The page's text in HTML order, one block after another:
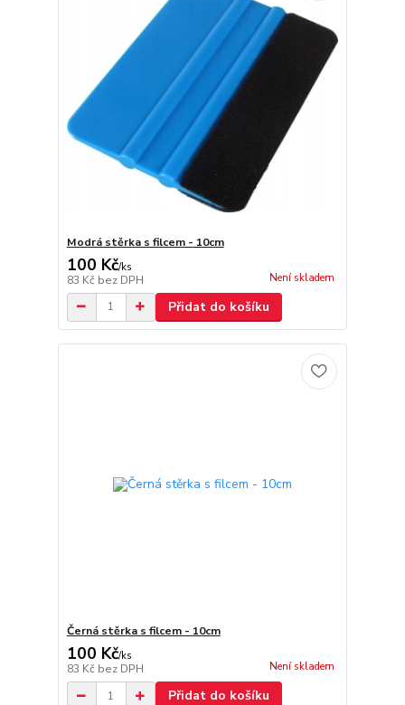
Modrá stěrka s filcem - 10cm
100 Kč/ks
83 Kč bez DPH Není skladem
Přidat do košíku
Černá stěrka s filcem - 10cm
100 Kč/ks
83 Kč bez DPH Není skladem
Přidat do košíku